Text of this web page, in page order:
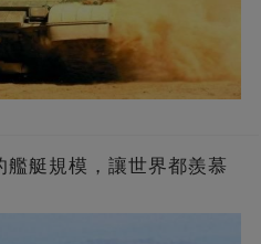
艇規模，讓世界都羨慕